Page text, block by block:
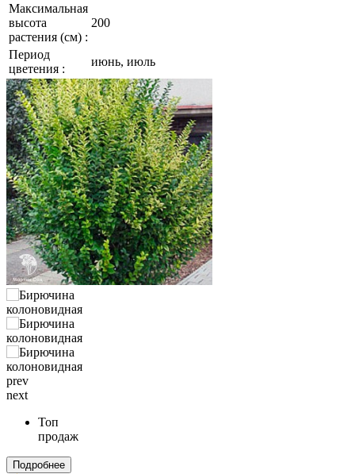
Максимальная
высота
растения (см) :
200
Период
цветения :
июнь, июль
prev
next
Топ
продаж
Подробнее